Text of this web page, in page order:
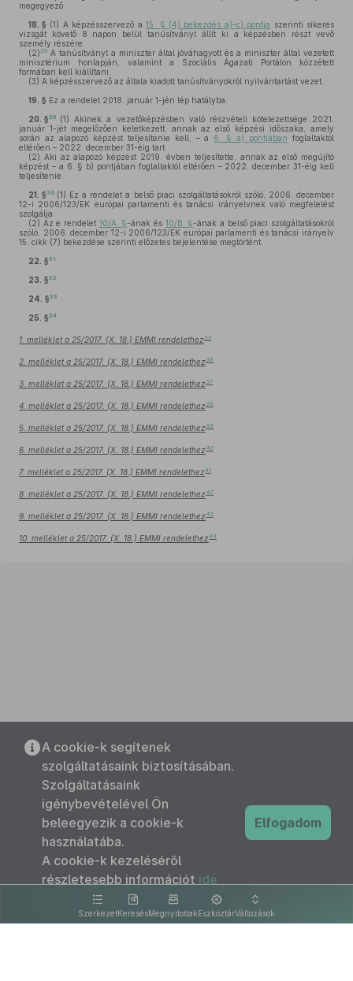
megegyező.
18. § (1) A képzésszervező a15. § (4) bekezdés a)–c) pontja szerinti sikeres
vizsgát követő 8 napon belül tanúsítványt állít ki a képzésben részt vevő
személy részére.
(2) 28 A tanúsítványt a miniszter által jóváhagyott és a miniszter által vezetett
minisztérium honlapján, valamint a Szociális Ágazati Portálon közzétett
formában kell kiállítani.
(3) A képzésszervező az általa kiadott tanúsítványokról nyilvántartást vezet.
19. § Ez a rendelet 2018. január 1-jén lép hatályba.
20. §29 (1) Akinek a vezetőképzésben való részvételi kötelezettsége 2021.
január 1-jét megelőzően keletkezett, annak az első képzési időszaka, amely
során az alapozó képzést teljesítenie kell, – a 6. § a) pontjában foglaltaktól
eltérően – 2022. december 31-éig tart.
(2) Aki az alapozó képzést 2019. évben teljesítette, annak az első megújító
képzést – a 6. § b) pontjában foglaltaktól eltérően – 2022. december 31-éig kell
teljesítenie.
21. §30 (1) Ez a rendelet a belső piaci szolgáltatásokról szóló, 2006. december
12-i 2006/123/EK európai parlamenti és tanácsi irányelvnek való megfelelést
szolgálja.
(2) Az e rendelet 10/A. §-ának és 10/B. §-ának a belső piaci szolgáltatásokról
szóló, 2006. december 12-i 2006/123/EK európai parlamenti és tanácsi irányelv
15. cikk (7) bekezdése szerinti előzetes bejelentése megtörtént.
22. §31
23. §32
24. §33
25. §34
1. melléklet a 25/2017. (X. 18.) EMMI rendelethez 35
2. melléklet a 25/2017. (X. 18.) EMMI rendelethez 36
3. melléklet a 25/2017. (X. 18.) EMMI rendelethez 37
4. melléklet a 25/2017. (X. 18.) EMMI rendelethez 38
5. melléklet a 25/2017. (X. 18.) EMMI rendelethez 39
6. melléklet a 25/2017. (X. 18.) EMMI rendelethez40
7. melléklet a 25/2017. (X. 18.) EMMI rendelethez41
8. melléklet a 25/2017. (X. 18.) EMMI rendelethez42
9. melléklet a 25/2017. (X. 18.) EMMI rendelethez43
10. melléklet a 25/2017. (X. 18.) EMMI rendelethez44
SzerkezetKeresésMegnyitottakEszköztárVáltozások
A cookie-k segítenek
szolgáltatásaink biztosításában.
Szolgáltatásaink
igénybevételével Ön
beleegyezik a cookie-k
használatába.
A cookie-k kezeléséről
részletesebb információt ide
kattintva olvashat.
Elfogadom